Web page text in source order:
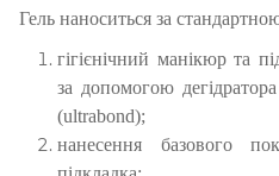
Гель наноситься за
гігієнічний манікюр та
за допомогою
(ultrabond);
нанесення базового